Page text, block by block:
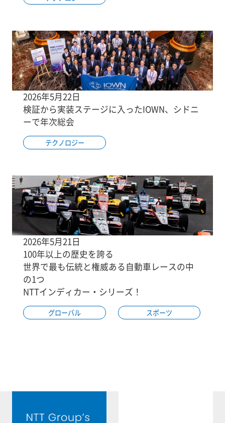
2026年5月22日
検証から実装ステージに入ったIOWN、シドニ
ーで年次総会
テクノロジー
2026年5月21日
100年以上の歴史を誇る
世界で最も伝統と権威ある自動車レースの中
の1つ
NTTインディカー・シリーズ！
グローバル スポーツ